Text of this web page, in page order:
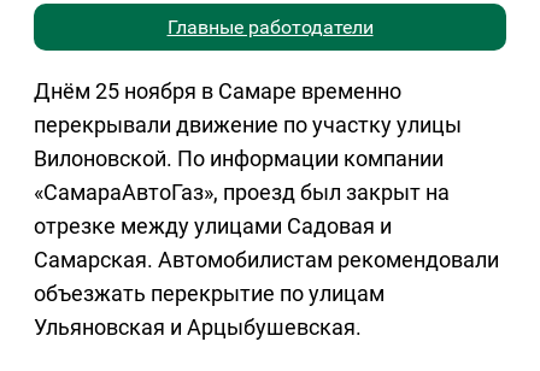
Главные работодатели
Днём 25 ноября в Самаре временно
перекрывали движение по участку улицы
Вилоновской. По информации компании
«СамараАвтоГаз», проезд был закрыт на
отрезке между улицами Садовая и
Самарская. Автомобилистам рекомендовали
объезжать перекрытие по улицам
Ульяновская и Арцыбушевская.